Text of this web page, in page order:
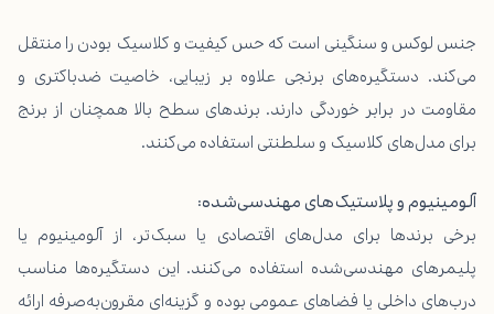
جنس لوکس و سنگینی است که حس کیفیت و کلاسیک بودن را منتقل
می‌کند. دستگیره‌های برنجی علاوه بر زیبایی، خاصیت ضدباکتری و
مقاومت در برابر خوردگی دارند. برندهای سطح بالا همچنان از برنج
برای مدل‌های کلاسیک و سلطنتی استفاده می‌کنند.
آلومینیوم و پلاستیک‌های مهندسی‌شده:
برخی برندها برای مدل‌های اقتصادی یا سبک‌تر، از آلومینیوم یا
پلیمرهای مهندسی‌شده استفاده می‌کنند. این دستگیره‌ها مناسب
درب‌های داخلی یا فضاهای عمومی بوده و گزینه‌ای مقرون‌به‌صرفه ارائه